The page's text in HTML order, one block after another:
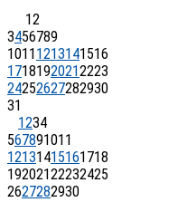
12
3456789
1011 1213141516
17181920212223
24252627282930
31
1234
567891011
12131415161718
19202122232425
2627282930